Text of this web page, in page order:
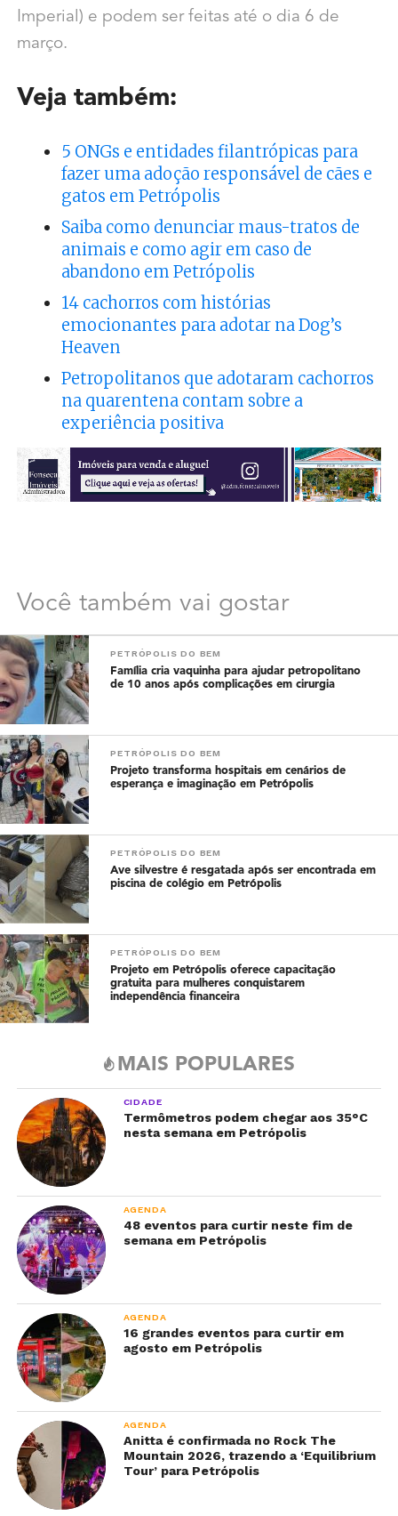
Imperial) e podem ser feitas até o dia 6 de
março.
Veja também:
5 ONGs e entidades filantrópicas para
fazer uma adoção responsável de cães e
gatos em Petrópolis
Saiba como denunciar maus-tratos de
animais e como agir em caso de
abandono em Petrópolis
14 cachorros com histórias
emocionantes para adotar na Dog’s
Heaven
Petropolitanos que adotaram cachorros
na quarentena contam sobre a
experiência positiva
Você também vai gostar
PETRÓPOLIS DO BEM
Família cria vaquinha para ajudar petropolitano
de 10 anos após complicações em cirurgia
PETRÓPOLIS DO BEM
Projeto transforma hospitais em cenários de
esperança e imaginação em Petrópolis
PETRÓPOLIS DO BEM
Ave silvestre é resgatada após ser encontrada em
piscina de colégio em Petrópolis
PETRÓPOLIS DO BEM
Projeto em Petrópolis oferece capacitação
gratuita para mulheres conquistarem
independência financeira
MAIS POPULARES
CIDADE
Termômetros podem chegar aos 35°C
nesta semana em Petrópolis
AGENDA
48 eventos para curtir neste fim de
semana em Petrópolis
AGENDA
16 grandes eventos para curtir em
agosto em Petrópolis
AGENDA
Anitta é confirmada no Rock The
Mountain 2026, trazendo a ‘Equilibrium
Tour’ para Petrópolis